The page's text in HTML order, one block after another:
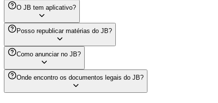
O JB tem aplicativo?
Posso republicar matérias do JB?
Como anunciar no JB?
Onde encontro os documentos legais do JB?